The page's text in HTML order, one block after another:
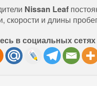
Nissan Leaf
скорости и длины
в социальных сетях